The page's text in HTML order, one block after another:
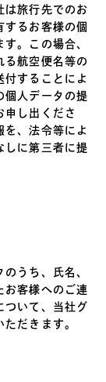
は旅行先でのお
するお客様の個
。この場合、
る航空便名等の
付することによ
個人データの提
申し出くださ
を、法令等によ
しに第三者に提
うち、氏名、
お客様へのご連
ついて、当社グ
だきます。